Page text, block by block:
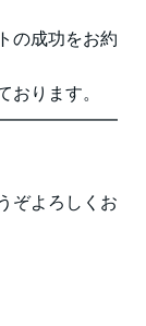
の成功をお約
おります。
ぞよろしくお